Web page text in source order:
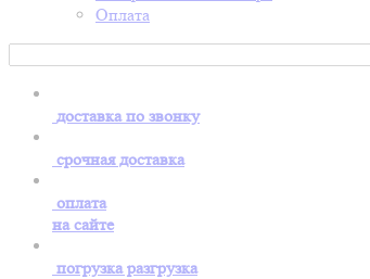
Оплата
доставка по звонку
срочная доставка
оплата
на сайте
погрузка разгрузка